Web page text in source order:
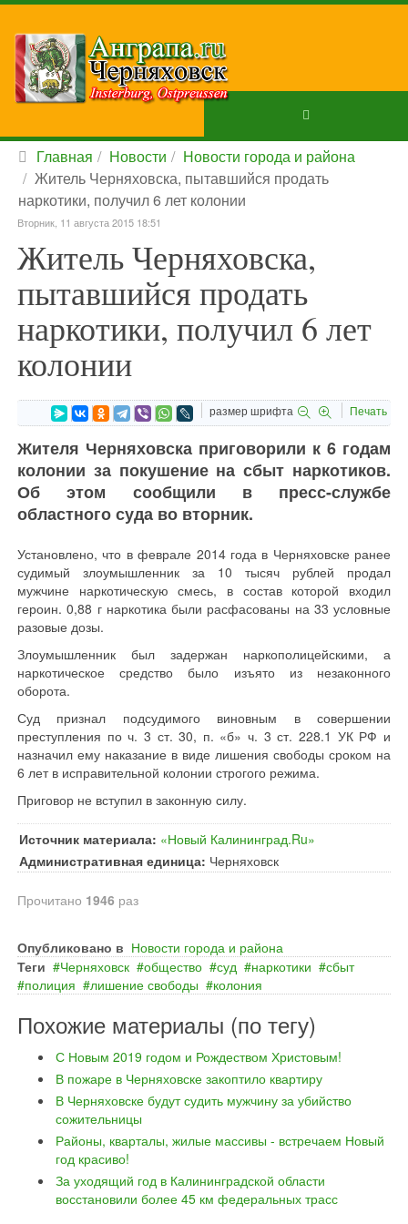
Главная Новости
Новости города и района
Житель Черняховска, пытавшийся продать
наркотики, получил 6 лет колонии
Вторник, 11 августа 2015 18:51
Житель Черняховска,
пытавшийся продать
наркотики, получил 6 лет
колонии
размер шрифта Печать
Жителя Черняховска приговорили к 6 годам
колонии за покушение на сбыт наркотиков.
Об этом сообщили в пресс-службе
областного суда во вторник.
Установлено, что в феврале 2014 года в Черняховске ранее
судимый злоумышленник за 10 тысяч рублей продал
мужчине наркотическую смесь, в состав которой входил
героин. 0,88 г наркотика были расфасованы на 33 условные
разовые дозы.
Злоумышленник был задержан наркополицейскими, а
наркотическое средство было изъято из незаконного
оборота.
Суд признал подсудимого виновным в совершении
преступления по ч. 3 ст. 30, п. «б» ч. 3 ст. 228.1 УК РФ и
назначил ему наказание в виде лишения свободы сроком на
6 лет в исправительной колонии строгого режима.
Приговор не вступил в законную силу.
Источник материала: «Новый Калининград.Ru»
Административная единица: Черняховск
Прочитано 1946 раз
Опубликовано в Новости города и района
Теги
Черняховск общество суд наркотики
сбыт
полиция
лишение свободы колония
Похожие материалы (по тегу)
С Новым 2019 годом и Рождеством Христовым!
В пожаре в Черняховске закоптило квартиру
В Черняховске будут судить мужчину за убийство
сожительницы
Районы, кварталы, жилые массивы - встречаем Новый
год красиво!
За уходящий год в Калининградской области
восстановили более 45 км федеральных трасс